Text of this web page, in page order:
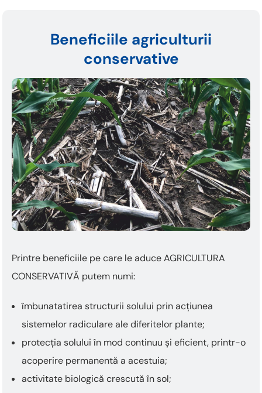
Beneficiile agriculturii
conservative
Printre beneficiile pe care le aduce AGRICULTURA
CONSERVATIVĂ putem numi:
îmbunatatirea structurii solului prin acțiunea
sistemelor radiculare ale diferitelor plante;
protecția solului în mod continuu și eficient, printr-o
acoperire permanentă a acestuia;
activitate biologică crescută în sol;